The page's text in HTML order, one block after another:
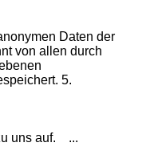
Daten der
von allen durch
5.
uns auf. ...